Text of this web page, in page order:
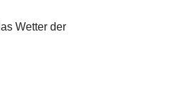
Wetter der